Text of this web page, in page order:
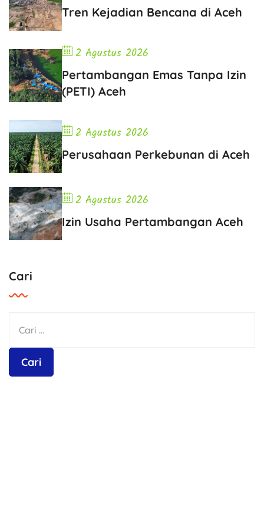
Tren Kejadian Bencana di Aceh
2 Agustus 2026
Pertambangan Emas Tanpa Izin
(PETI) Aceh
2 Agustus 2026
Perusahaan Perkebunan di Aceh
2 Agustus 2026
Izin Usaha Pertambangan Aceh
Cari